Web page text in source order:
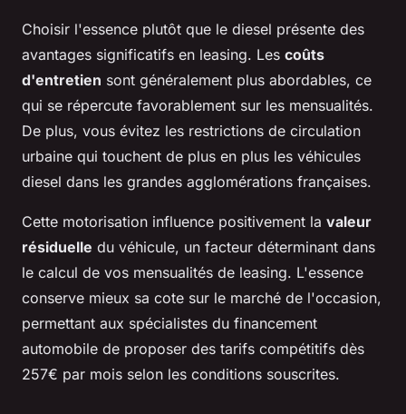
Choisir l'essence plutôt que le diesel présente des
avantages significatifs en leasing. Les coûts
d'entretien sont généralement plus abordables, ce
qui se répercute favorablement sur les mensualités.
De plus, vous évitez les restrictions de circulation
urbaine qui touchent de plus en plus les véhicules
diesel dans les grandes agglomérations françaises.
Cette motorisation influence positivement la valeur
résiduelle du véhicule, un facteur déterminant dans
le calcul de vos mensualités de leasing. L'essence
conserve mieux sa cote sur le marché de l'occasion,
permettant aux spécialistes du financement
automobile de proposer des tarifs compétitifs dès
257€ par mois selon les conditions souscrites.